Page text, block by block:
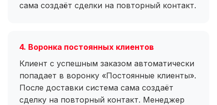
сама создаёт сделки на повторный контакт.
4. Воронка постоянных клиентов
Клиент с успешным заказом автоматически
попадает в воронку «Постоянные клиенты».
После доставки система сама создаёт
сделку на повторный контакт. Менеджер